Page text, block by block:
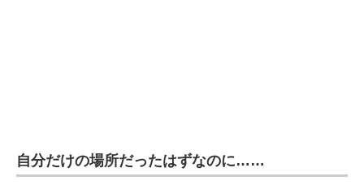
自分だけの場所だったはずなのに……